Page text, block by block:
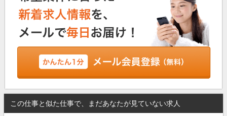
この仕事と似た仕事で、まだあなたが見ていない求人